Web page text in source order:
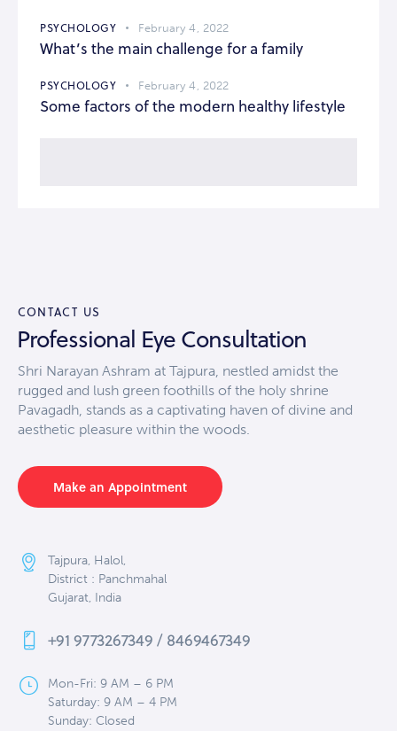
PSYCHOLOGY February 4, 2022
What’s the main challenge for a family
PSYCHOLOGY February 4, 2022
Some factors of the modern healthy lifestyle
CONTACT US
Professional Eye Consultation
Shri Narayan Ashram at Tajpura, nestled amidst the
rugged and lush green foothills of the holy shrine
Pavagadh, stands as a captivating haven of divine and
aesthetic pleasure within the woods.
Make an Appointment
Tajpura, Halol,
District : Panchmahal
Gujarat, India
+91 9773267349 / 8469467349
Mon-Fri: 9 AM – 6 PM
Saturday: 9 AM – 4 PM
Sunday: Closed